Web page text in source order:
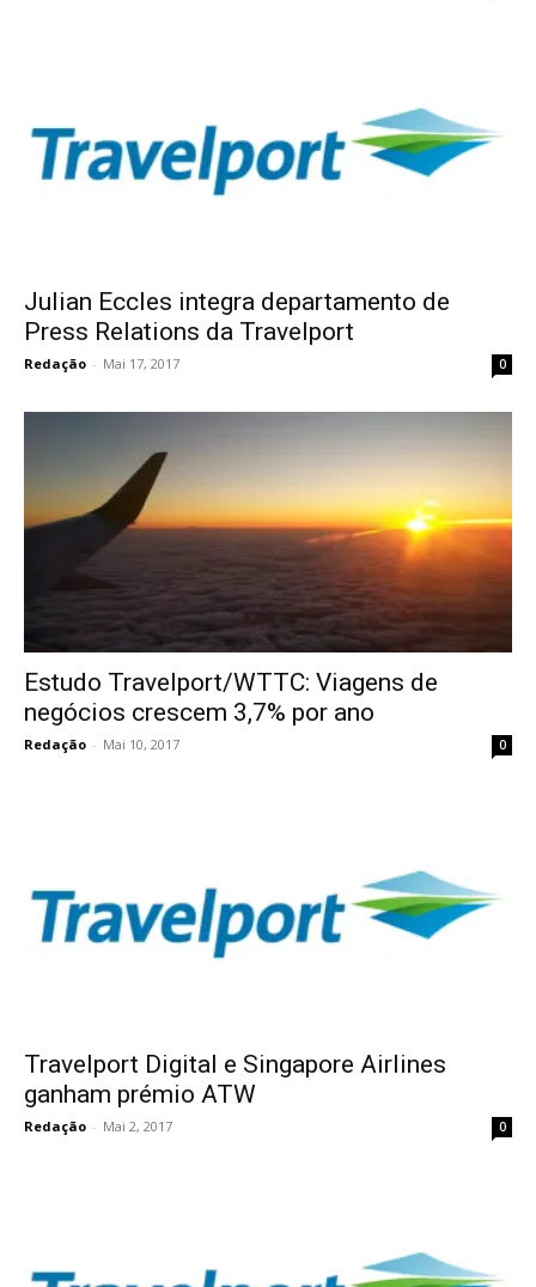
Julian Eccles integra departamento de
Press Relations da Travelport
Redação - Mai 17, 2017 0
Estudo Travelport/WTTC: Viagens de
negócios crescem 3,7% por ano
Redação - Mai 10, 2017 0
Travelport Digital e Singapore Airlines
ganham prémio ATW
Redação - Mai 2, 2017 0